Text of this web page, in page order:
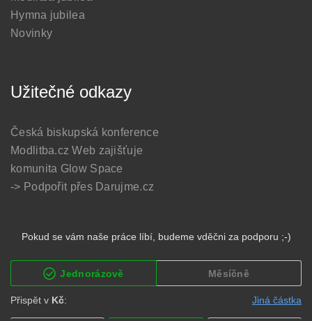
Hymna jubilea
Novinky
Užitečné odkazy
Česká biskupská konference
Modlitba.cz Web zajišťuje
komunita Glow Space
-> Podpořit přes Darujme.cz